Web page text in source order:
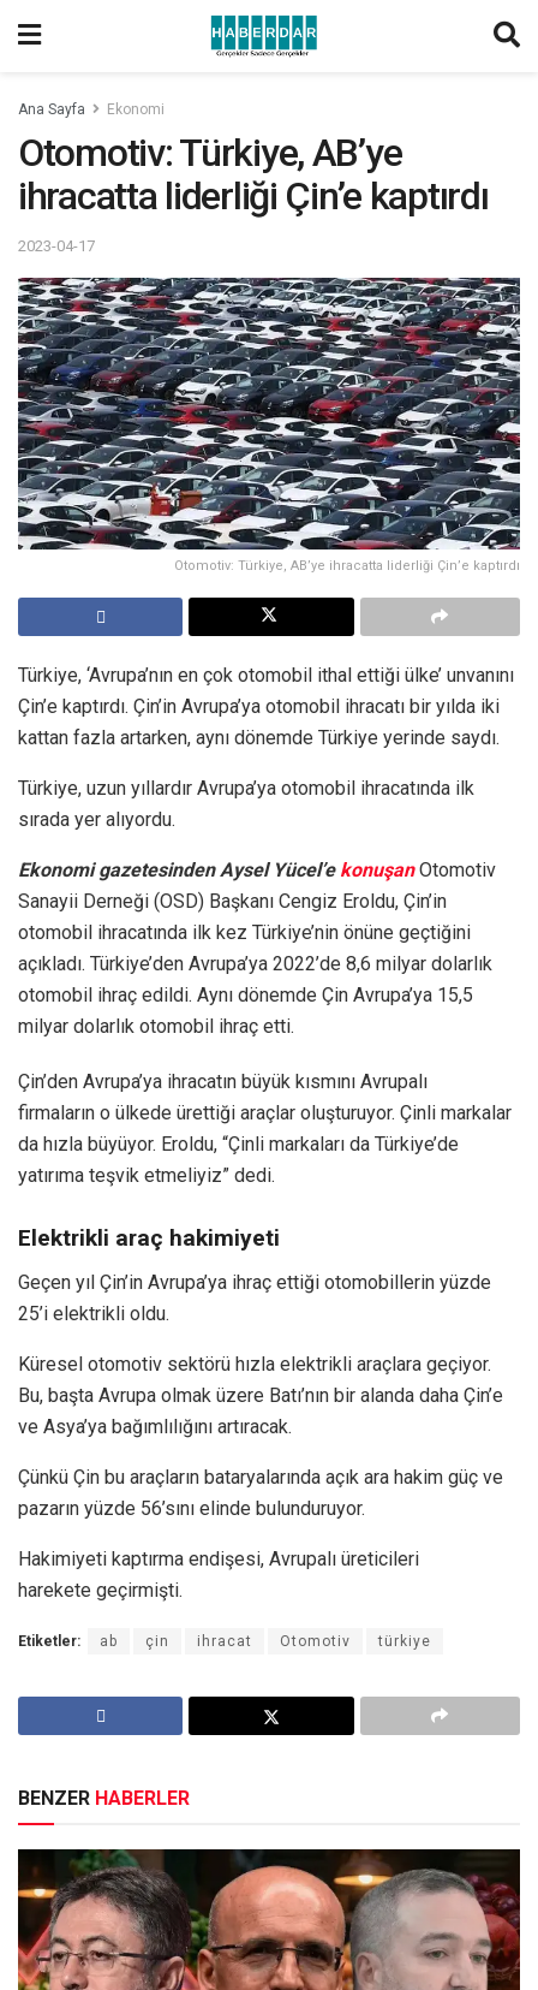
Ana Sayfa Ekonomi
Otomotiv: Türkiye, AB’ye
ihracatta liderliği Çin’e kaptırdı
2023-04-17
Otomotiv: Türkiye, AB’ye ihracatta liderliği Çin’e kaptırdı
Türkiye, ‘Avrupa’nın en çok otomobil ithal ettiği ülke’ unvanını
Çin’e kaptırdı. Çin’in Avrupa’ya otomobil ihracatı bir yılda iki
kattan fazla artarken, aynı dönemde Türkiye yerinde saydı.
Türkiye, uzun yıllardır Avrupa’ya otomobil ihracatında ilk
sırada yer alıyordu.
Ekonomi gazetesinden Aysel Yücel’ekonuşan Otomotiv
Sanayii Derneği (OSD) Başkanı Cengiz Eroldu, Çin’in
otomobil ihracatında ilk kez Türkiye’nin önüne geçtiğini
açıkladı. Türkiye’den Avrupa’ya 2022’de 8,6 milyar dolarlık
otomobil ihraç edildi. Aynı dönemde Çin Avrupa’ya 15,5
milyar dolarlık otomobil ihraç etti.
Çin’den Avrupa’ya ihracatın büyük kısmını Avrupalı
firmaların o ülkede ürettiği araçlar oluşturuyor. Çinli markalar
da hızla büyüyor. Eroldu, “Çinli markaları da Türkiye’de
yatırıma teşvik etmeliyiz” dedi.
Elektrikli araç hakimiyeti
Geçen yıl Çin’in Avrupa’ya ihraç ettiği otomobillerin yüzde
25’i elektrikli oldu.
Küresel otomotiv sektörü hızla elektrikli araçlara geçiyor.
Bu, başta Avrupa olmak üzere Batı’nın bir alanda daha Çin’e
ve Asya’ya bağımlılığını artıracak.
Çünkü Çin bu araçların bataryalarında açık ara hakim güç ve
pazarın yüzde 56’sını elinde bulunduruyor.
Hakimiyeti kaptırma endişesi, Avrupalı üreticileri
harekete geçirmişti.
Etiketler: ab çin ihracat Otomotiv türkiye
BENZER HABERLER